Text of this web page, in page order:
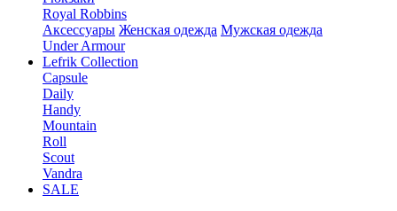
Royal Robbins
Аксессуары Женская одежда Мужская одежда
Under Armour
Lefrik Collection
Capsule
Daily
Handy
Mountain
Roll
Scout
Vandra
SALE